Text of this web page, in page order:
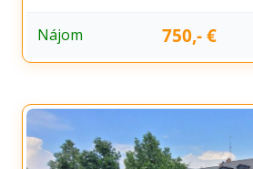
Nájom 750,- €